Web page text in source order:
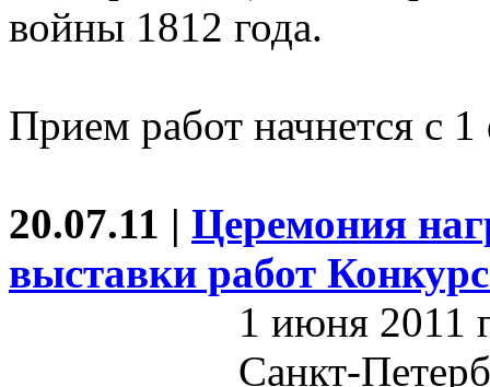
войны 1812 года.
Прием работ начнется с 1
20.07.11 | Церемония
выставки работ
1 июня 2011
Санкт-